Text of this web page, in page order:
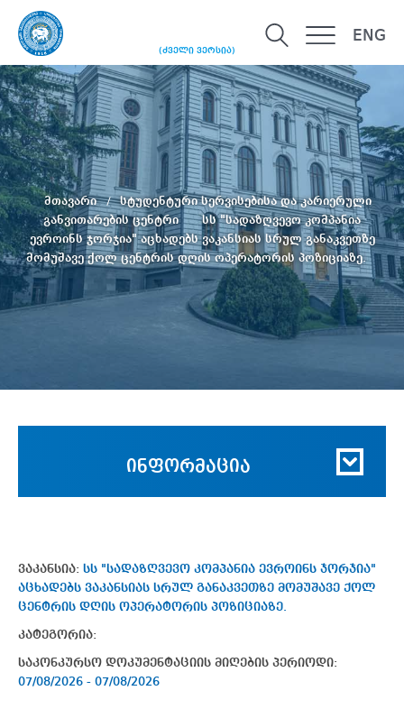
(ძველი ვერსია)
ENG
მთავარი
სტუდენტური სერვისებისა და კარიერული
განვითარების ცენტრი
სს "სადაზღვევო კომპანია
ევროინს ჯორჯია" აცხადებს ვაკანსიას სრულ განაკვეთზე
მომუშავე ქოლ ცენტრის დღის ოპერატორის პოზიციაზე.
ინფორმაცია
ვაკანსია: სს "სადაზღვევო კომპანია ევროინს ჯორჯია"
აცხადებს ვაკანსიას სრულ განაკვეთზე მომუშავე ქოლ
ცენტრის დღის ოპერატორის პოზიციაზე.
კატეგორია:
საკონკურსო დოკუმენტაციის მიღების პერიოდი:
07/08/2026 - 07/08/2026